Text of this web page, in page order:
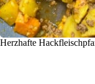
Herzhafte